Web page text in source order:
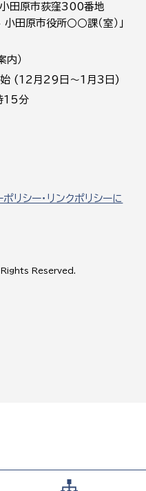
田原市荻窪300番地
田原市役所○○課（室）」
）
始 (12月29日～1月3日)
15分
リシー・リンクポリシーに
Reserved.